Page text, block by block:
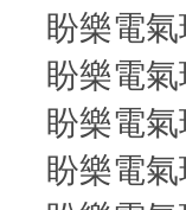
盼樂電
盼樂電
盼樂電
盼樂電